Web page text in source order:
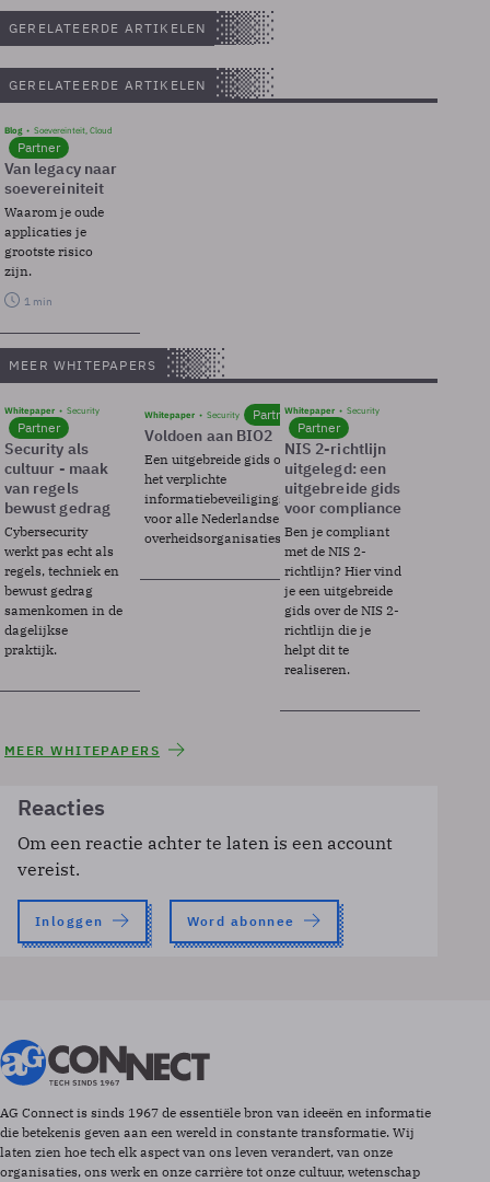
GERELATEERDE ARTIKELEN
GERELATEERDE ARTIKELEN
Blog Soevereinteit, Cloud
Partner
Van legacy naar
soevereiniteit
Waarom je oude
applicaties je
grootste risico
zijn.
1 min
MEER WHITEPAPERS
Whitepaper Security
Partner
Security als
cultuur - maak
van regels
bewust gedrag
Cybersecurity
werkt pas echt als
regels, techniek en
bewust gedrag
samenkomen in de
dagelijkse
praktijk.
Whitepaper Security Partner
Voldoen aan BIO2
Een uitgebreide gids over BIO2,
het verplichte
informatiebeveiligingsframework
voor alle Nederlandse
overheidsorganisaties.
Whitepaper Security
Partner
NIS 2-richtlijn
uitgelegd: een
uitgebreide gids
voor compliance
Ben je compliant
met de NIS 2-
richtlijn? Hier vind
je een uitgebreide
gids over de NIS 2-
richtlijn die je
helpt dit te
realiseren.
MEER WHITEPAPERS
Reacties
Om een reactie achter te laten is een account
vereist.
Inloggen Word abonnee
AG Connect is sinds 1967 de essentiële bron van ideeën en informatie
die betekenis geven aan een wereld in constante transformatie. Wij
laten zien hoe tech elk aspect van ons leven verandert, van onze
organisaties, ons werk en onze carrière tot onze cultuur, wetenschap